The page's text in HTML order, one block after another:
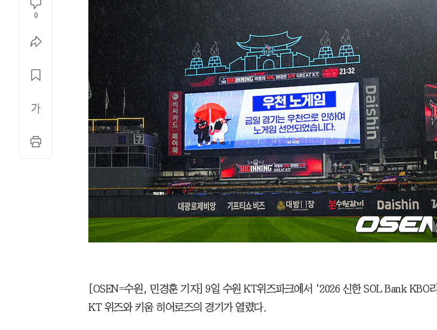
0
[OSEN=수원, 민경훈 기자] 9일 수원 KT위즈파크에서 ‘2026 신한 SOL Bank KBO
KT 위즈와 키움 히어로즈의 경기가 열렸다.